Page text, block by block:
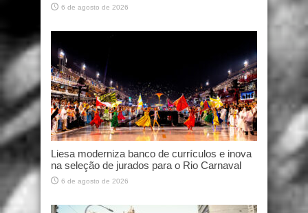
6 de agosto de 2026
Liesa moderniza banco de currículos e inova
na seleção de jurados para o Rio Carnaval
6 de agosto de 2026